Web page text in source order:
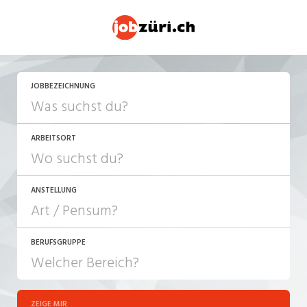
JOBBEZEICHNUNG
ARBEITSORT
ANSTELLUNG
JOB-TYP
Festanstellung
BERUFSGRUPPE
ZEIGE MIR